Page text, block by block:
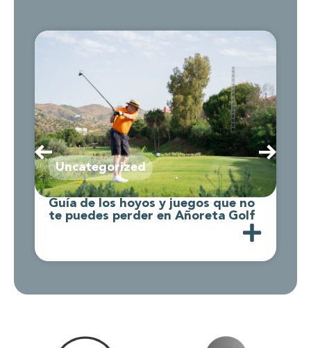
Uncategorized
Guía de los hoyos y juegos que no
te puedes perder en Añoreta Golf